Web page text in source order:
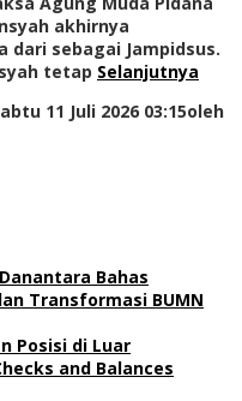
akhirnya
dari sebagai Jampidsus.
tetap Selanjutnya
11 Juli 2026 03:15oleh
Bahas
Transformasi BUMN
Posisi di Luar
and Balances